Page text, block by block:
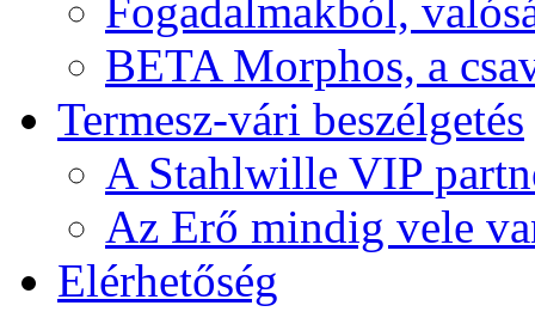
Fogadalmakból,
BETA Morphos, a
Termesz-vári beszélgetés
A Stahlwille VIP
Az Erő mindig vele
Elérhetőség